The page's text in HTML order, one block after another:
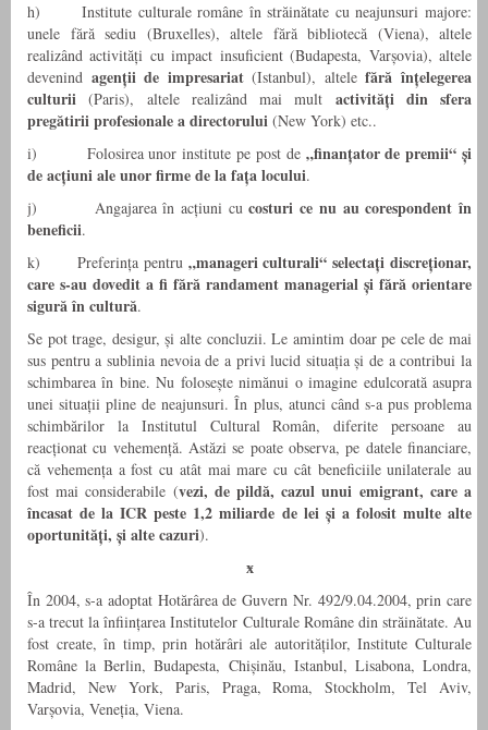
h) Institute culturale române în străinătate cu neajunsuri majore:
unele fără sediu (Bruxelles), altele fără bibliotecă (Viena), altele
realizând activități cu impact insuficient (Budapesta, Varșovia), altele
devenind agenții de impresariat(Istanbul), altelefără înțelegerea
culturii (Paris), altele realizând mai mult activități din sfera
pregătirii profesionale a directorului (New York) etc..
i) Folosirea unor institute pe post de „finanțator de premii“ și
de acțiuni ale unor firme de la fața locului.
j) Angajarea în acțiuni cucosturi ce nu au corespondent în
beneficii.
k) Preferința pentru„manageri culturali“ selectați discreționar,
care s-au dovedit a fi fără randament managerial și fără orientare
sigurăîn cultură.
Se pot trage, desigur, și alte concluzii. Le amintim doar pe cele de mai
sus pentru a sublinia nevoia de a privi lucid situația și de a contribui la
schimbarea în bine. Nu folosește nimănui o imagine edulcorată asupra
unei situații pline de neajunsuri. În plus, atunci când s-a pus problema
schimbărilor la Institutul Cultural Român, diferite persoane au
reacționat cu vehemență. Astăzi se poate observa, pe datele financiare,
că vehemența a fost cu atât mai mare cu cât beneficiile unilaterale au
fost mai considerabile (vezi, de pildă, cazul unui emigrant, care a
încasat de la ICR peste 1,2 miliarde de lei și a folosit multe alte
oportunități, și alte cazuri).
ӿ
În 2004, s-a adoptat Hotărârea de Guvern Nr. 492/9.04.2004, prin care
s-a trecut la înființarea Institutelor Culturale Române din străinătate. Au
fost create, în timp, prin hotărâri ale autorităților, Institute Culturale
Române la Berlin, Budapesta, Chișinău, Istanbul, Lisabona, Londra,
Madrid, New York, Paris, Praga, Roma, Stockholm, Tel Aviv,
Varșovia, Veneția, Viena.